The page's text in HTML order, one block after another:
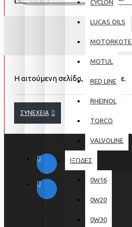
CYCLON
LUCAS OILS
MOTORKOTE
MOTUL
RED LINE
RHEINOL
TORCO
VALVOLINE
ΙΞΩΔΕΣ
0W16
0W20
0W30
Η αιτούμενη σελίδα, δε βρέθηκε.
ΣΥΝΈΧΕΙΑ